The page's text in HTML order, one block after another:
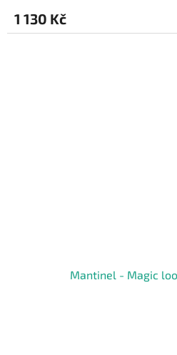
1 130 Kč
Mantinel - Magic